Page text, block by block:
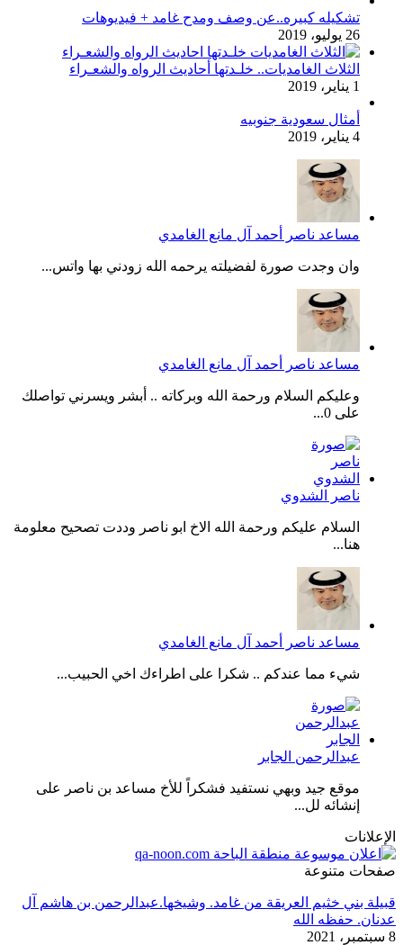
تشكيله كبيره..عن وصف ومدح غامد + فيديوهات
26 يوليو، 2019
الثلاث الغامديات.. خلـدتها أحاديث الرواه والشعـراء
1 يناير، 2019
أمثال سعودية جنوبيه
4 يناير، 2019
مساعد ناصر أحمد آل مانع الغامدي
وان وجدت صورة لفضيلته يرحمه الله زودني بها واتس...
مساعد ناصر أحمد آل مانع الغامدي
وعليكم السلام ورحمة الله وبركاته .. أبشر ويسرني تواصلك
على 0...
ناصر الشدوي
السلام عليكم ورحمة الله الاخ ابو ناصر وددت تصحيح معلومة
هنا...
مساعد ناصر أحمد آل مانع الغامدي
شيء مما عندكم .. شكرا على اطراءك اخي الحبيب...
عبدالرحمن الجابر
موقع جيد وبهي نستفيد فشكراً للأخ مساعد بن ناصر على
إنشائه لل...
الإعلانات
صفحات متنوعة
قبيلة بني خثيم العريقة من غامد. وشيخها.عبدالرحمن بن هاشم آل
عدنان. حفظه الله
8 سبتمبر، 2021